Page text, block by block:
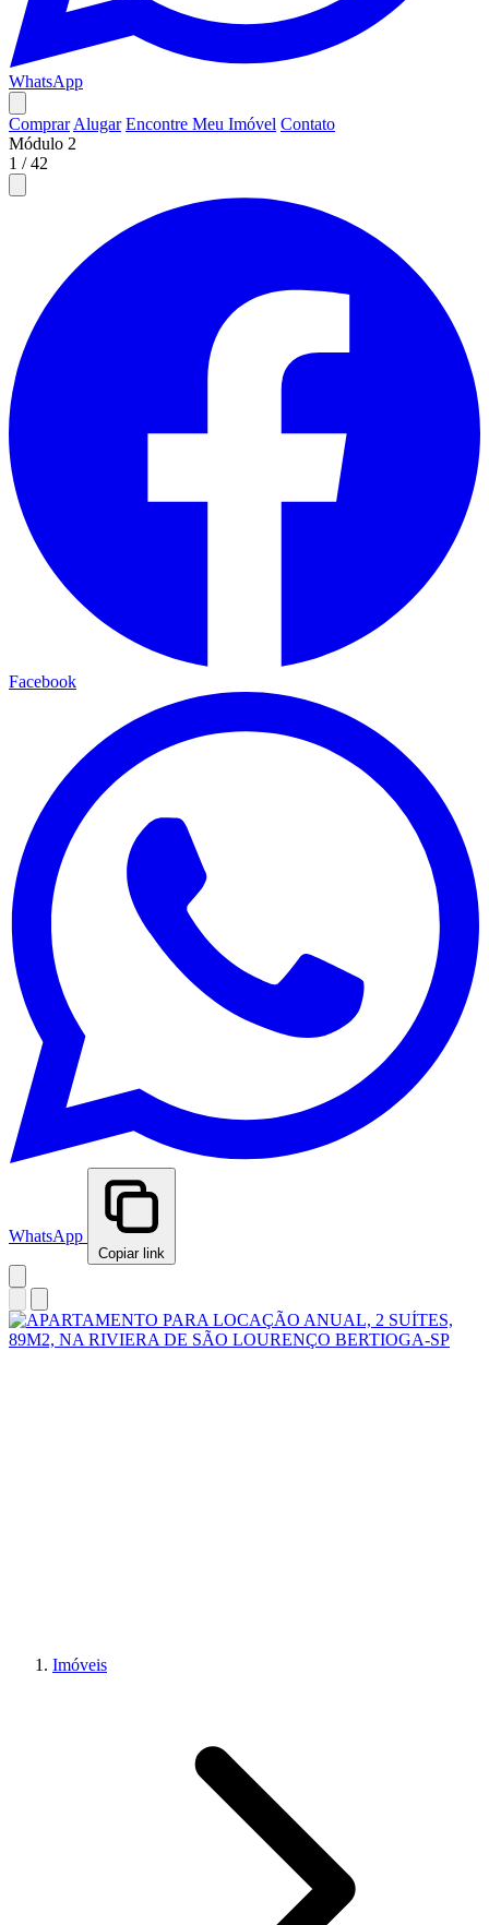
WhatsApp
Comprar Alugar Encontre Meu Imóvel Contato
Módulo 2
1 /42
Facebook
WhatsApp
Copiar link
Imóveis